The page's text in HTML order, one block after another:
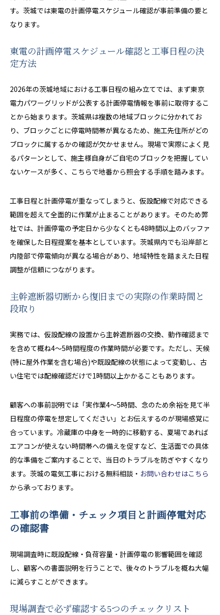
す。茨城では東電の計画停電スケジュール確認が事前準備の要と
なります。
東電の計画停電スケジュール確認と工事日程の決
定方法
2026年の茨城地域における工事日程の組み立てでは、まず東京
電力パワーグリッドが公表する計画停電情報を事前に取得するこ
とから始まります。茨城県は複数の地域ブロックに分かれてお
り、ブロックごとに停電時間帯が異なるため、施工先住所がどの
ブロックに属するかの確認が欠かせません。現場で実際によく見
るパターンとして、施主様自身がご自宅のブロックを把握してい
ないケースが多く、こちらで地番から照会する手順を踏みます。
工事日程と計画停電が重なってしまうと、仮設配線で対応できる
範囲を超えて全面的に作業が止まることがあります。そのため弊
社では、計画停電の予定日から少なくとも48時間以上のバッファ
を確保した日程提案を基本としています。茨城県内でも沿岸部と
内陸部で停電傾向が異なる場合があり、地域特性を踏まえた日程
調整が信頼につながります。
主幹遮断器切断から復旧までの実際の作業時間と
段取り
実務では、仮設配線の設置から主幹遮断器の交換、動作確認まで
を含めて概ね4〜5時間程度の作業時間が必要です。ただし、天候
(特に屋外作業を含む場合)や既設配線の状態によって変動し、古
い住宅では配線確認だけで1時間以上かかることもあります。
顧客への事前説明では「実作業4〜5時間、念のため余裕を見て半
日程度の停電を想定してください」とお伝えするのが現場感覚に
合っています。冷蔵庫の中身を一時的に移動する、夏場であれば
エアコンが使えない時間帯への備えを促すなど、生活面での具体
的な準備をご案内することで、当日のトラブルを防ぎやすくなり
ます。茨城の電気工事における無料相談・ お問い合わせはこちら
から承っております。
工事前の準備・チェック項目と計画停電対応
の確認書
現場調査時に既設配線・負荷容量・計画停電の影響範囲を確認
し、顧客への書面説明を行うことで、後々のトラブルを概ね大幅
に減らすことができます。
現場調査で必ず確認する5つのチェックリスト